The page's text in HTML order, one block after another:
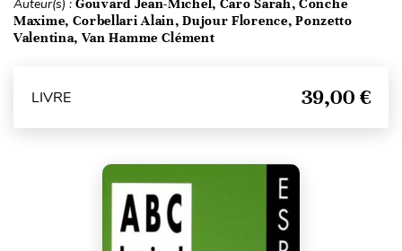
Auteur(s) : Gouvard Jean-Michel, Caro Sarah, Conche
Maxime, Corbellari Alain, Dujour Florence, Ponzetto
Valentina, Van Hamme Clément
LIVRE 39,00 €